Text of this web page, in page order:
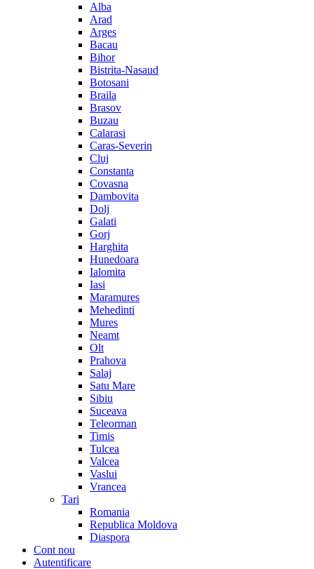
Alba
Arad
Arges
Bacau
Bihor
Bistrita-Nasaud
Botosani
Braila
Brasov
Buzau
Calarasi
Caras-Severin
Cluj
Constanta
Covasna
Dambovita
Dolj
Galati
Gorj
Harghita
Hunedoara
Ialomita
Iasi
Maramures
Mehedinti
Mures
Neamt
Olt
Prahova
Salaj
Satu Mare
Sibiu
Suceava
Teleorman
Timis
Tulcea
Valcea
Vaslui
Vrancea
Tari
Romania
Republica Moldova
Diaspora
Cont nou
Autentificare